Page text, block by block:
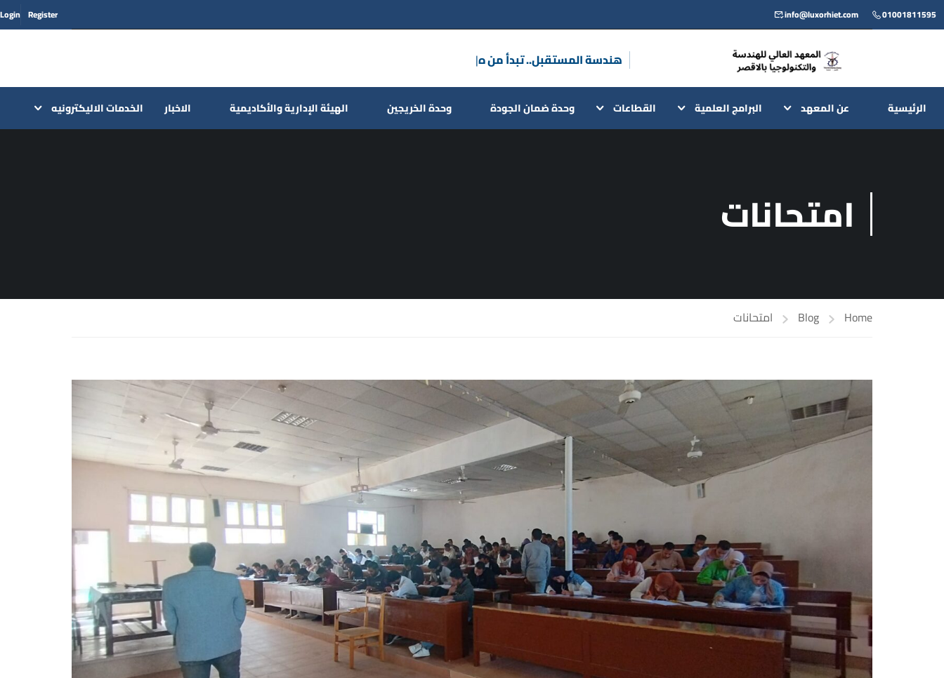
01001811595
info@luxorhiet.com
Register
Login
هندسة المستقب|
الرئيسية عن المعهد البرامج العلمية القطاعات وحدة ضمان الجودة وحدة الخريجين الهيئة الإدارية والأكاديمية الاخبار الخدمات الاليكترونيه
امتحانات
Home
Blog امتحانات